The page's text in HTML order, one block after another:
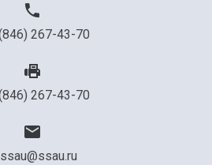
267-43-70
267-43-70
ssau@ssau.ru